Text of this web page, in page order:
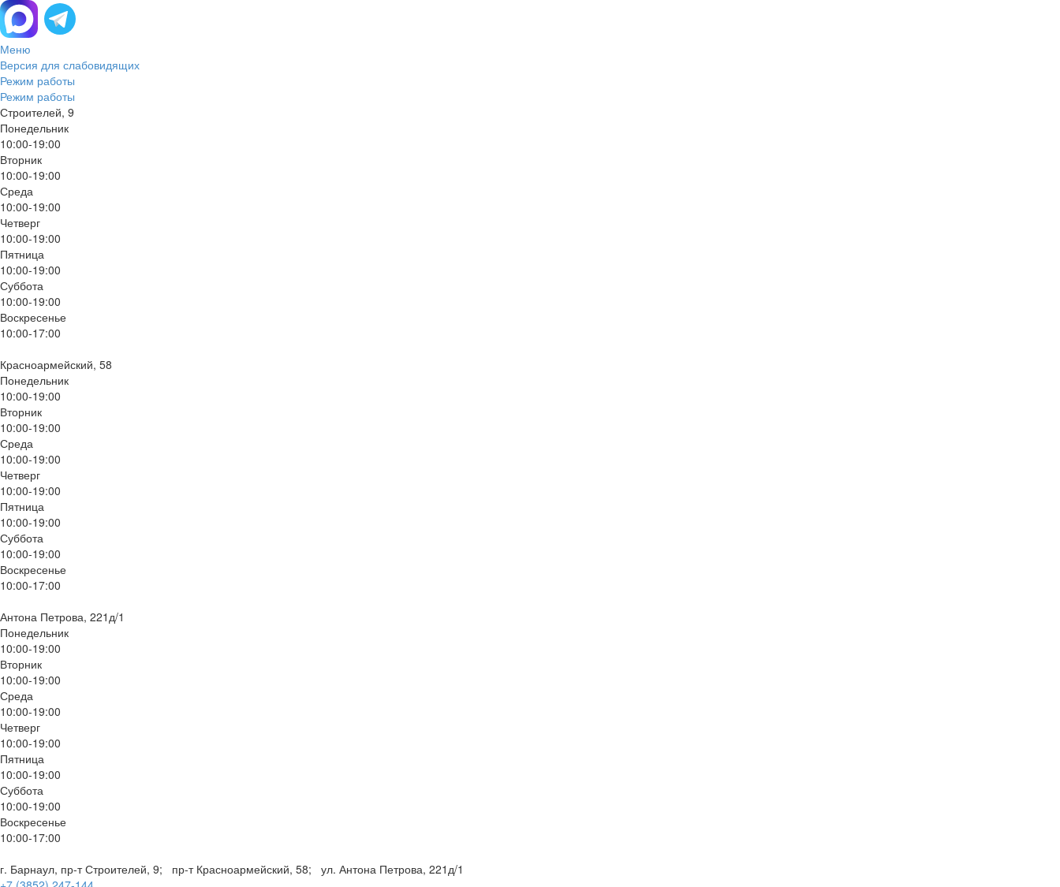
Меню
Версия для слабовидящих
Режим работы
Режим работы
Строителей, 9
Понедельник
10:00-19:00
Вторник
10:00-19:00
Среда
10:00-19:00
Четверг
10:00-19:00
Пятница
10:00-19:00
Суббота
10:00-19:00
Воскресенье
10:00-17:00
Красноармейский, 58
Понедельник
10:00-19:00
Вторник
10:00-19:00
Среда
10:00-19:00
Четверг
10:00-19:00
Пятница
10:00-19:00
Суббота
10:00-19:00
Воскресенье
10:00-17:00
Антона Петрова, 221д/1
Понедельник
10:00-19:00
Вторник
10:00-19:00
Среда
10:00-19:00
Четверг
10:00-19:00
Пятница
10:00-19:00
Суббота
10:00-19:00
Воскресенье
10:00-17:00
г. Барнаул, пр-т Строителей, 9; пр-т Красноармейский, 58; ул. Антона Петрова, 221д/1